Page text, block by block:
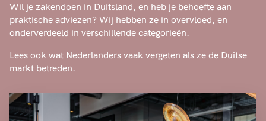
Wil je zakendoen in Duitsland, en heb je behoefte aan
praktische adviezen? Wij hebben ze in overvloed, en
onderverdeeld in verschillende categorieën.
Lees ook wat Nederlanders vaak vergeten als ze de Duitse
markt betreden.